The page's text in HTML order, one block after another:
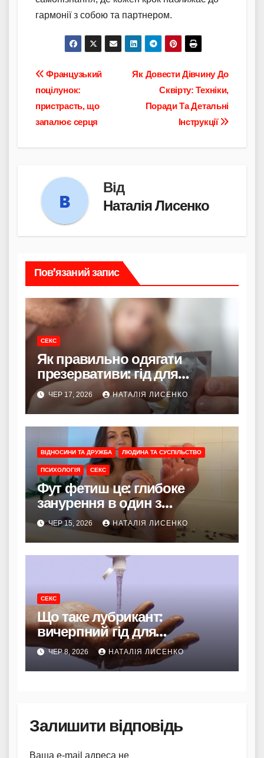
гармонії з собою та партнером.
Навігація
записів
Як Довести Дівчину До
Сквірту: Техніки,
Поради Та Детальні
Інструкції
Французький
поцілунок:
пристрасть, що
запалює серця
Від
Наталія Лисенко
Пов’язаний запис
СЕКС
Як правильно одягати
презервативи: гід для
впевненого та приємного
захисту
ЧЕР 17, 2026 НАТАЛІЯ ЛИСЕНКО
ВІДНОСИНИ ТА ДРУЖБА ЛЮДИНА ТА СУСПІЛЬСТВО
ПСИХОЛОГІЯ СЕКС
Фут фетиш це: глибоке
занурення в один з
найпоширеніших
сексуальних потягів
ЧЕР 15, 2026 НАТАЛІЯ ЛИСЕНКО
СЕКС
Що таке лубрикант:
вичерпний гід для
комфортної та безпечної
інтимної близькості
ЧЕР 8, 2026 НАТАЛІЯ ЛИСЕНКО
Залишити відповідь
Ваша e-mail адреса не